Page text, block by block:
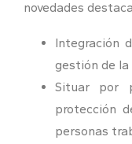
novedades
Integración
gestión de la
Situar por
protección
personas